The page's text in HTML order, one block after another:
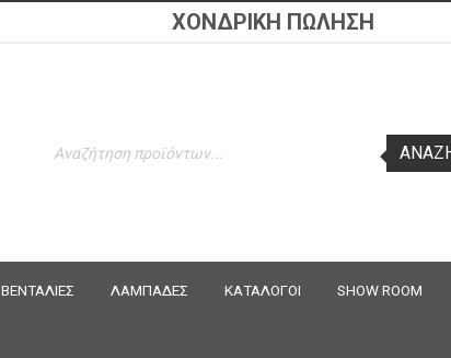
ΧΟΝΔΡΙΚΗ ΠΩΛΗΣΗ
search
ΒΕΝΤΑΛΙΕΣ ΛΑΜΠΑΔΕΣ ΚΑΤΑΛΟΓΟΙ SHOW ROOM